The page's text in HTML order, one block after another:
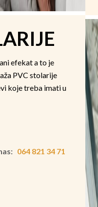
efekat a to je
PVC stolarije
koje treba imati u
064 821 34 71